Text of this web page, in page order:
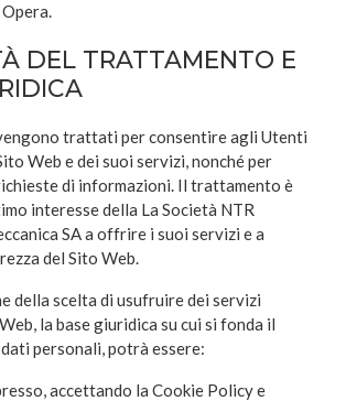
DEL TRATTAMENTO E
trattati per consentire agli Utenti
Web e dei suoi servizi, nonché per
di informazioni. Il trattamento è
interesse della La Società NTR
SA a offrire i suoi servizi e a
del Sito Web.
della scelta di usufruire dei servizi
la base giuridica su cui si fonda il
personali, potrà essere:
accettando la Cookie Policy e